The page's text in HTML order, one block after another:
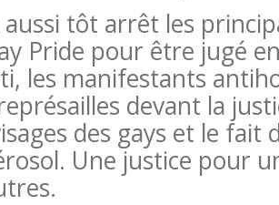
aussi tôt arrêt les
Pride pour être jugé
les manifestants
devant la
des gays et le fait
Une justice pour